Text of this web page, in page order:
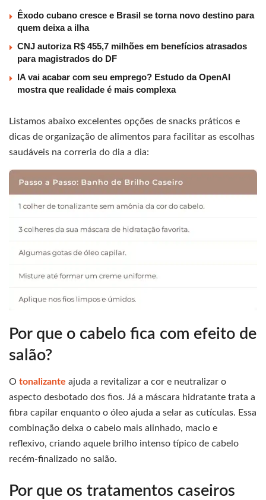
Êxodo cubano cresce e Brasil se torna novo destino para
quem deixa a ilha
CNJ autoriza R$ 455,7 milhões em benefícios atrasados
para magistrados do DF
IA vai acabar com seu emprego? Estudo da OpenAI
mostra que realidade é mais complexa
Listamos abaixo excelentes opções de snacks práticos e
dicas de organização de alimentos para facilitar as escolhas
saudáveis na correria do dia a dia:
Por que o cabelo fica com efeito de
salão?
O tonalizante ajuda a revitalizar a cor e neutralizar o
aspecto desbotado dos fios. Já a máscara hidratante trata a
fibra capilar enquanto o óleo ajuda a selar as cutículas. Essa
combinação deixa o cabelo mais alinhado, macio e
reflexivo, criando aquele brilho intenso típico de cabelo
recém-finalizado no salão.
Por que os tratamentos caseiros